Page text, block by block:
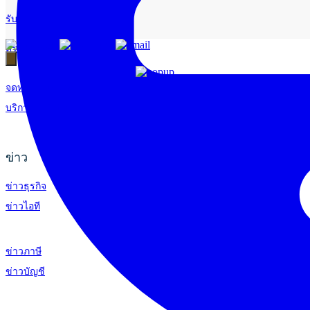
รับจัดทำบัญชี
ตรวจสอบบัญชี
จดทะเบียนธุรกิจ
บริการ E-Filing
ข่าว
ข่าวธุรกิจ
ข่าวไอที
ข่าวภาษี
ข่าวบัญชี